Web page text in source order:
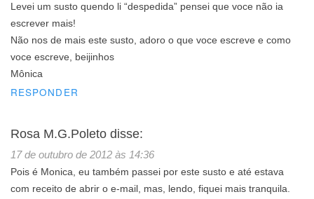
Levei um susto quendo li “despedida” pensei que voce não ia
escrever mais!
Não nos de mais este susto, adoro o que voce escreve e como
voce escreve, beijinhos
Mônica
RESPONDER
Rosa M.G.Poleto disse:
17 de outubro de 2012 às 14:36
Pois é Monica, eu também passei por este susto e até estava
com receito de abrir o e-mail, mas, lendo, fiquei mais tranquila.